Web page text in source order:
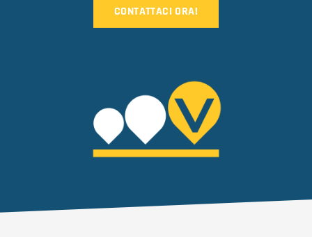
Copywriter e Social MediaCONTATTACI ORA!